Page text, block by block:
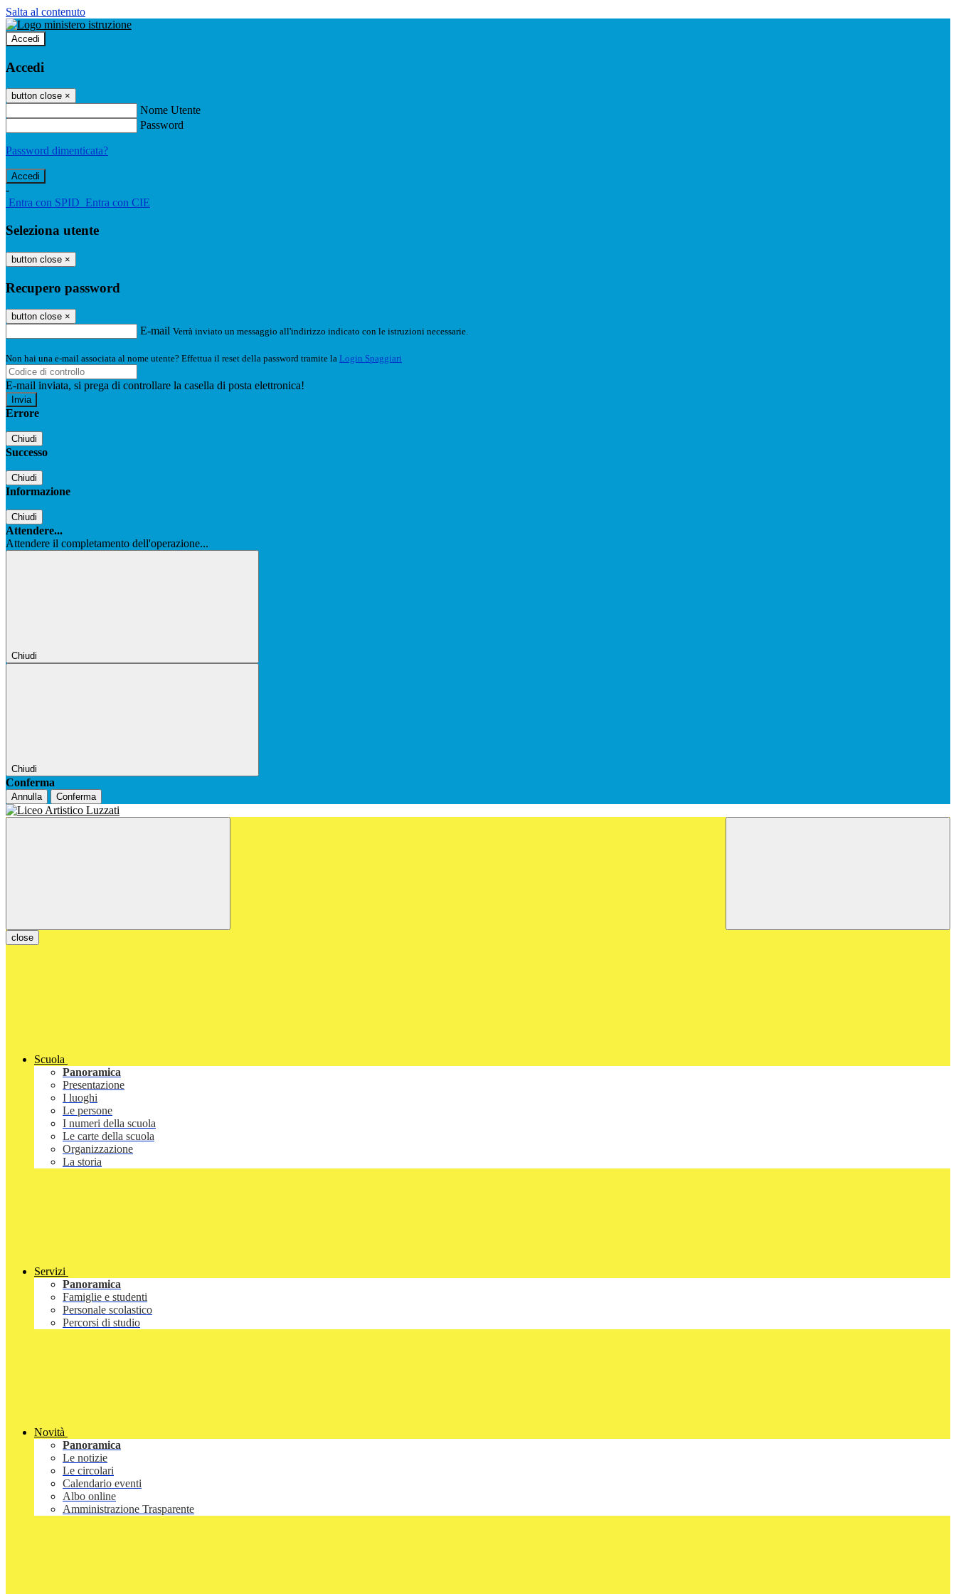
Salta al contenuto
Accedi
Accedi
button close ×
Nome Utente
Password
Password dimenticata?
-
Entra con SPID Entra con CIE
Seleziona utente
button close ×
Recupero password
button close ×
E-mail Verrà inviato un messaggio all'indirizzo indicato con le istruzioni necessarie.
Non hai una e-mail associata al nome utente? Effettua il reset della password tramite la Login Spaggiari
E-mail inviata, si prega di controllare la casella di posta elettronica!
Errore
Chiudi
Successo
Chiudi
Informazione
Chiudi
Attendere...
Attendere il completamento dell'operazione...
Chiudi
Chiudi
Conferma
Annulla Conferma
close
Scuola
Panoramica
Presentazione
I luoghi
Le persone
I numeri della scuola
Le carte della scuola
Organizzazione
La storia
Servizi
Panoramica
Famiglie e studenti
Personale scolastico
Percorsi di studio
Novità
Panoramica
Le notizie
Le circolari
Calendario eventi
Albo online
Amministrazione Trasparente